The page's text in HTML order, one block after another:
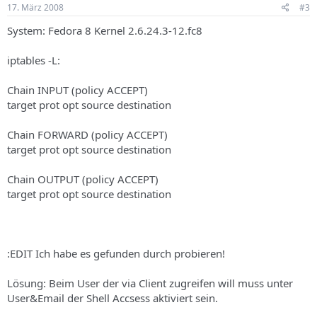
17. März 2008 #3
System: Fedora 8 Kernel 2.6.24.3-12.fc8
iptables -L:
Chain INPUT (policy ACCEPT)
target prot opt source destination
Chain FORWARD (policy ACCEPT)
target prot opt source destination
Chain OUTPUT (policy ACCEPT)
target prot opt source destination
:EDIT Ich habe es gefunden durch probieren!
Lösung: Beim User der via Client zugreifen will muss unter
User&Email der Shell Accsess aktiviert sein.